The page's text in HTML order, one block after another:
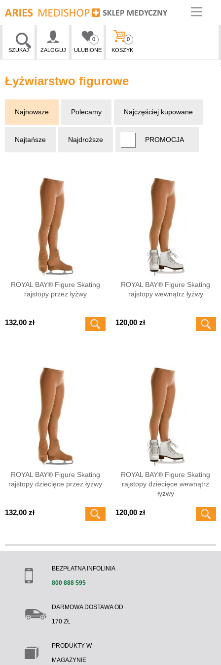
SZUKAJ ZALOGUJ ULUBIONE
0
KOSZYK
0
Łyżwiarstwo figurowe
Najnowsze Polecamy Najczęściej kupowane
Najtańsze Najdroższe PROMOCJA
ROYAL BAY® Figure Skating
rajstopy przez łyżwy
132,00 zł
ROYAL BAY® Figure Skating
rajstopy wewnątrz łyżwy
120,00 zł
ROYAL BAY® Figure Skating
rajstopy dziecięce przez łyżwy
132,00 zł
ROYAL BAY® Figure Skating
rajstopy dziecięce wewnątrz
łyżwy
120,00 zł
BEZPŁATNA INFOLINIA
800 888 595
DARMOWA DOSTAWA OD
170 ZŁ
PRODUKTY W
MAGAZYNIE